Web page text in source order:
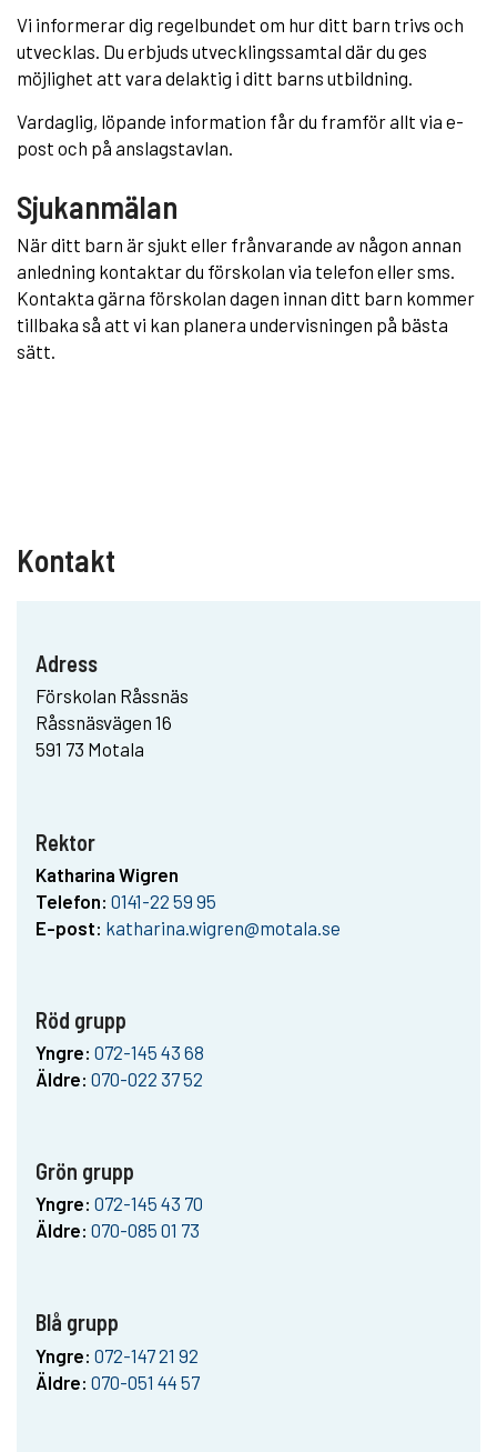
Vi informerar dig regelbundet om hur ditt barn trivs och
utvecklas. Du erbjuds utvecklingssamtal där du ges
möjlighet att vara delaktig i ditt barns utbildning.
Vardaglig, löpande information får du framför allt via e-
post och på anslagstavlan.
Sjukanmälan
När ditt barn är sjukt eller frånvarande av någon annan
anledning kontaktar du förskolan via telefon eller sms.
Kontakta gärna förskolan dagen innan ditt barn kommer
tillbaka så att vi kan planera undervisningen på bästa
sätt.
Kontakt
Adress
Förskolan Råssnäs
Råssnäsvägen 16
591 73 Motala
Rektor
Katharina Wigren
Telefon: 0141-22 59 95
E-post: katharina.wigren@motala.se
Röd grupp
Yngre: 072-145 43 68
Äldre: 070-022 37 52
Grön grupp
Yngre: 072-145 43 70
Äldre: 070-085 01 73
Blå grupp
Yngre: 072-147 21 92
Äldre: 070-051 44 57